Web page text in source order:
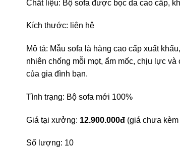
Chất liệu: Bộ sofa được bọc da cao cấp,
Kích thước: liên hệ
Mô tả: Mẫu sofa là hàng cao cấp xuất
nhiên chống mỗi mọt, ẩm mốc, chịu lực
của gia đình bạn.
Tình trạng: Bộ sofa mới 100%
Giá tại xưởng: 12.900.000đ (giá chưa kèm
Số lượng: 10